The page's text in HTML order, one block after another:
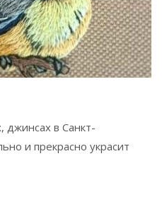
джинсах в Санкт-
и прекрасно украсит